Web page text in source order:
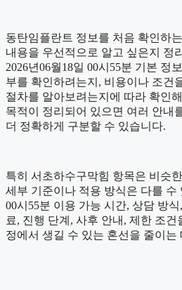
동탄임플란트 정보를 처음 확인하
내용을 우선적으로 알고 싶은지 정
2026년06월18일 00시55분 기본 정
부를 확인하려는지, 비용이나 조건
절차를 알아보려는지에 따라 확인
목적이 정리되어 있으면 여러 안내
더 정확하게 구분할 수 있습니다.
특히 서초하수구막힘 항목은 비슷
세부 기준이나 적용 방식은 다를 수
00시55분 이용 가능 시간, 상담 방
료, 진행 단계, 사후 안내, 제한 조
정에서 생길 수 있는 혼선을 줄이는